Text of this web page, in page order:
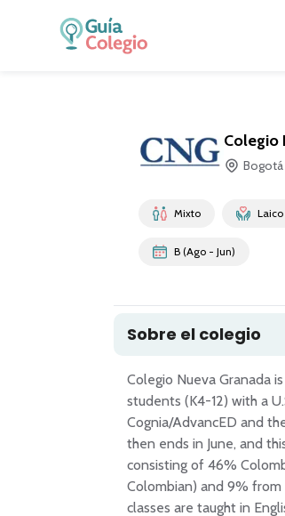
Colegio
Bogotá
Mixto
B (Ago - Jun)
Sobre el colegio
Colegio Nueva Granada
students (K4-12) with a
Cognia/AdvancED and
then ends in June, and
consisting of 46%
Colombian) and 9%
classes are taught in